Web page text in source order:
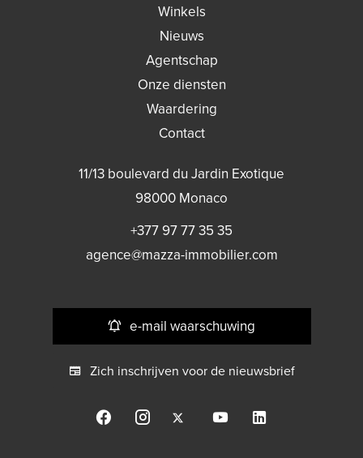
Winkels
Nieuws
Agentschap
Onze diensten
Waardering
Contact
11/13 boulevard du Jardin Exotique
98000 Monaco
+377 97 77 35 35
agence@mazza-immobilier.com
e-mail waarschuwing
Zich inschrijven voor de nieuwsbrief